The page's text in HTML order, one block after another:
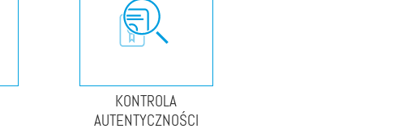
KONTROLA
AUTENTYCZNOŚCI